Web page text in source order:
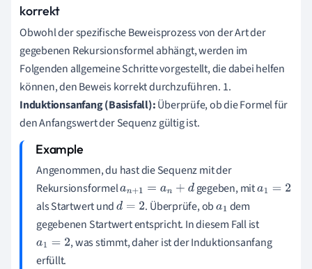
korrekt
Obwohl der spezifische Beweisprozess von der Art der
gegebenen Rekursionsformel abhängt, werden im
Folgenden allgemeine Schritte vorgestellt, die dabei helfen
können, den Beweis korrekt durchzuführen. 1.
Induktionsanfang (Basisfall):Überprüfe, ob die Formel für
den Anfangswert der Sequenz gültig ist.
Angenommen, du hast die Sequenz mit der
Rekursionsformelan+1=an +d gegeben, mita1=2
als Startwert undd=2 . Überprüfe, oba1 dem
gegebenen Startwert entspricht. In diesem Fall ist
a1=2
, was stimmt, daher ist der Induktionsanfang
erfüllt.